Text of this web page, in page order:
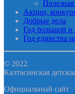
Акции,
Добрые дела
Год большой и
Год единства
© 2022.
Калтасинская
Официальный сайт